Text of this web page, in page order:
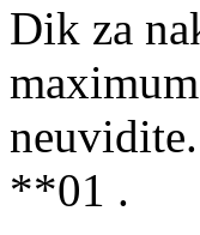
Dik za
**01 .